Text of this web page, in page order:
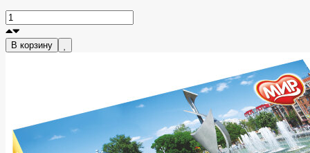
В корзину